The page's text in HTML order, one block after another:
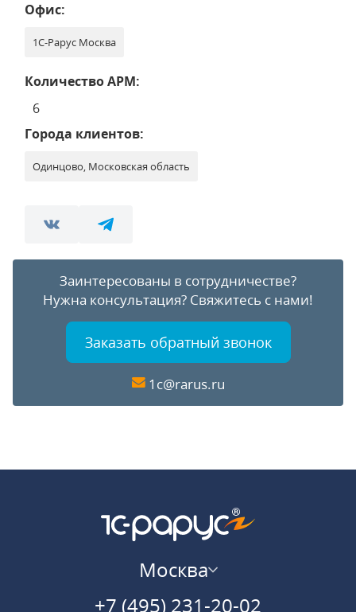
Офис:
1С-Рарус Москва
Количество АРМ:
6
Города клиентов:
Одинцово, Московская область
Заинтересованы в сотрудничестве?
Нужна консультация? Свяжитесь с нами!
Заказать обратный звонок
1c@rarus.ru
Москва
+7 (495) 231-20-02